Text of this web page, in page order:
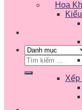
Tìm
kiếm:
Hoa
Xếp